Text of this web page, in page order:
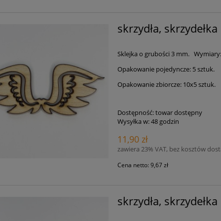
skrzydła,
Sklejka o grubości 3 mm.
Opakowanie pojedyncze: 5 sztuk.
Opakowanie zbiorcze: 10x5 sztuk.
Dostępność:towar dostępny
Wysyłka w:48 godzin
11,90 zł
zawiera 23% VAT, bez kosztów
Cena netto: 9,67 zł
skrzydła,